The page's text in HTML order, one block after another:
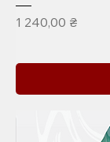
Ціна
1 240,00 ₴